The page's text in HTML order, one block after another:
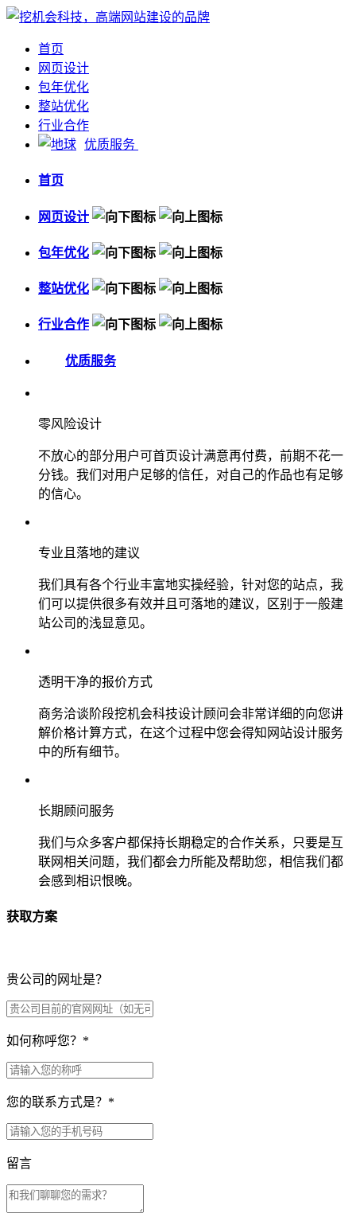
首页
网页设计
包年优化
整站优化
行业合作
优质服务
首页
网页设计
包年优化
整站优化
行业合作
优质服务
零风险设计
不放心的部分用户可首页设计满意再付费，前期不花一
分钱。我们对用户足够的信任，对自己的作品也有足够
的信心。
专业且落地的建议
我们具有各个行业丰富地实操经验，针对您的站点，我
们可以提供很多有效并且可落地的建议，区别于一般建
站公司的浅显意见。
透明干净的报价方式
商务洽谈阶段挖机会科技设计顾问会非常详细的向您讲
解价格计算方式，在这个过程中您会得知网站设计服务
中的所有细节。
长期顾问服务
我们与众多客户都保持长期稳定的合作关系，只要是互
联网相关问题，我们都会力所能及帮助您，相信我们都
会感到相识恨晚。
获取方案
贵公司的网址是？
如何称呼您？ *
您的联系方式是？ *
留言